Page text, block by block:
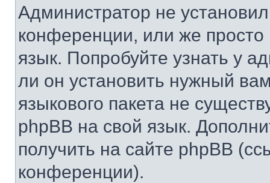
Администратор не
конференции, или же
язык. Попробуйте узнать у
ли он установить нужный
языкового пакета не
phpBB на свой язык.
получить на сайте phpBB
конференции).